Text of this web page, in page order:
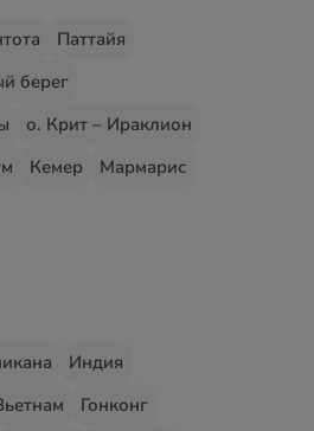
Паттайя
берег
о. Крит – Ираклион
Кемер Мармарис
Индия
Гонконг